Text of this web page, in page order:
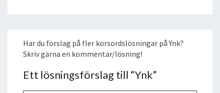
Har du förslag på fler korsordslösningar på Ynk?
Skriv gärna en kommentar/lösning!
Ett lösningsförslag till “Ynk”